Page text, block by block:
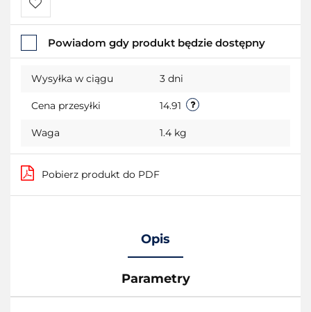
Do
przechowalni
Powiadom gdy produkt będzie dostępny
Wysyłka w ciągu 3 dni
Cena przesyłki 14.91
Waga 1.4 kg
Pobierz produkt do PDF
Opis
Parametry